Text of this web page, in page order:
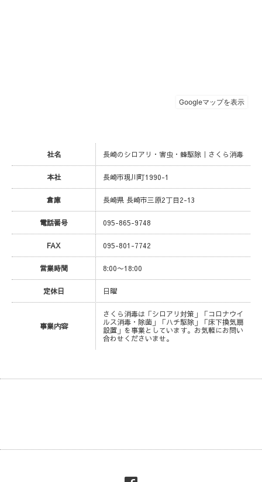
社名 長崎のシロアリ・害虫・蜂駆除｜さくら消毒
本社 長崎市現川町1990-1
倉庫 長崎県 長崎市三原2丁目2-13
電話番号 095-865-9748
FAX 095-801-7742
営業時間 8:00〜18:00
定休日 日曜
事業内容
さくら消毒は「シロアリ対策」「コロナウイ
ルス消毒・除菌」「ハチ駆除」「床下換気扇
設置」を事業としています。お気軽にお問い
合わせくださいませ。